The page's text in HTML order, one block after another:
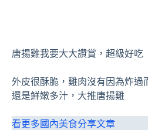
唐揚雞我要大大讚賞，超級好吃
外皮很酥脆，雞肉沒有因為炸過
還是鮮嫩多汁，大推唐揚雞
看更多國內美食分享文章